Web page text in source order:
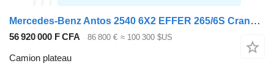
Mercedes-Benz Antos 2540 6X2 EFFER 265/6S Crane Kran Remote Lift+Steering Axle
56 920 000 F CFA 86 800 € ≈ 100 300 $US
Camion plateau